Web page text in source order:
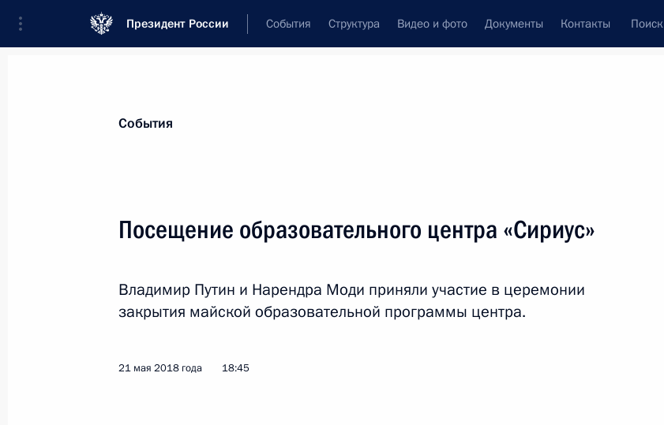
Президент России События Структура Видео и фото Документы Контакты Поиск
Лента событий Подписаться на ленту
События
Посещение образовательного центра «Сириус»
Владимир Путин и Нарендра Моди приняли участие в церемонии
закрытия майской образовательной программы центра.
21 мая 2018 года 18:45